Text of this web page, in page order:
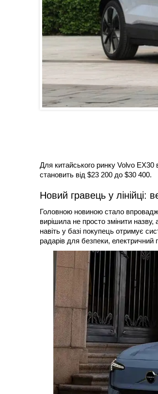
Для китайського ринку Volvo EX30
становить від $23 200 до $30 400.
Новий гравець у лінійці:
Головною новиною стало
вирішила не просто змінити назву,
навіть у базі покупець отримує
радарів для безпеки,